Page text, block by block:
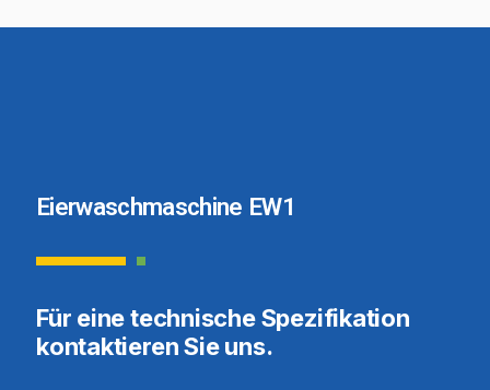
Eierwaschmaschine EW1
Für eine technische Spezifikation
kontaktieren Sie uns.